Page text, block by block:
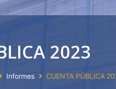
2023
Informes CUENTA PÚBLICA